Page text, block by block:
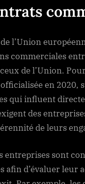
l’Union
commerciales
de l’Union.
en 2020,
qui influent
des
de leurs
entreprises sont
afin d’évaluer leur